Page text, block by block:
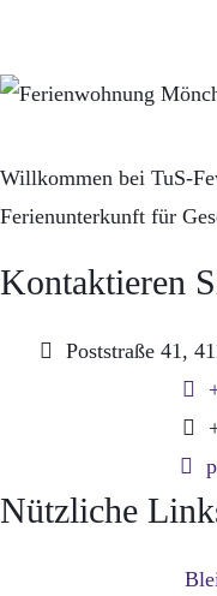
Willkommen bei TuS-
Ferienunterkunft für
Kontaktieren
Poststraße 41,
Nützliche